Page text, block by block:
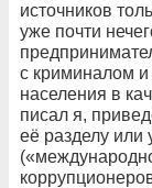
источников
уже почти
с криминалом
населения в
писал я,
её разделу или